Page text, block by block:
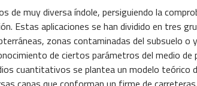
muy diversa índole, persiguiendo la
Estas aplicaciones se han dividido en tres
zonas contaminadas del subsuelo o
de ciertos parámetros del medio de
cuantitativos se plantea un modelo teórico